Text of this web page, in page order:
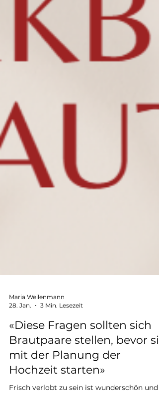
28. Jan.
3 Min. Lesezeit
«Diese Fragen sollten sich
Brautpaare stellen, bevor sie
mit der Planung der
Hochzeit starten»